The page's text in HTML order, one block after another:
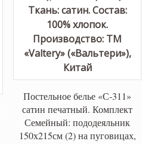
Постельное белье «С-311»
сатин печатный. Комплект
Семейный: пододеяльник
150х215см (2) на пуговицах,